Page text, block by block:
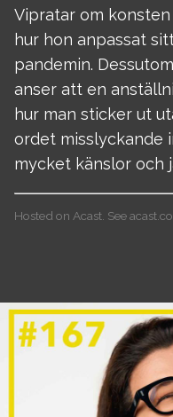
Vipratar om
hur hon anpassat
pandemin.
anser att en
hur man sticker ut
ordet misslyckande
mycket känslor och
Hosted on Acast. See